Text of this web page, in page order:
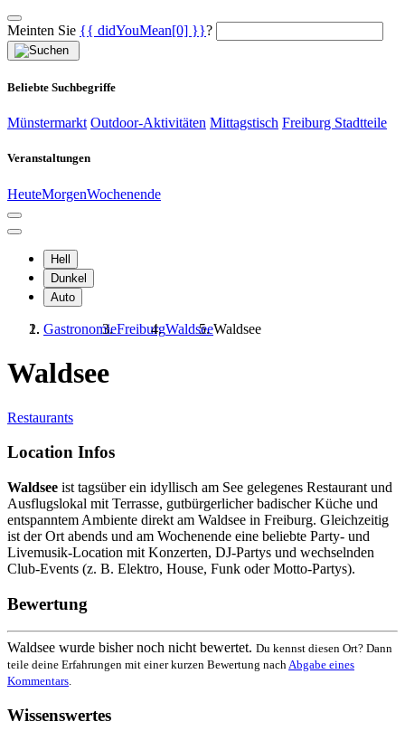
Meinten Sie {{ didYouMean[0] }}?
Beliebte Suchbegriffe
Münstermarkt Outdoor-Aktivitäten Mittagstisch Freiburg Stadtteile
Veranstaltungen
HeuteMorgenWochenende
Hell
Dunkel
Auto
GastronomieFreiburgWaldseeWaldsee
Waldsee
Restaurants
Location Infos
Waldsee ist tagsüber ein idyllisch am See gelegenes Restaurant und
Ausflugslokal mit Terrasse, gutbürgerlicher badischer Küche und
entspanntem Ambiente direkt am Waldsee in Freiburg. Gleichzeitig
ist der Ort abends und am Wochenende eine beliebte Party- und
Livemusik-Location mit Konzerten, DJ-Partys und wechselnden
Club-Events (z. B. Elektro, House, Funk oder Motto-Partys).
Bewertung
Waldsee wurde bisher noch nicht bewertet. Du kennst diesen Ort? Dann
teile deine Erfahrungen mit einer kurzen Bewertung nachAbgabe eines
Kommentars.
Wissenswertes